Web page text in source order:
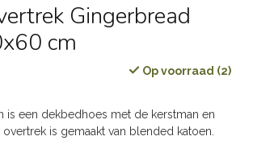
Gingerbread
cm
Op voorraad (2)
is een dekbedhoes met de kerstman en
is gemaakt van blended katoen.